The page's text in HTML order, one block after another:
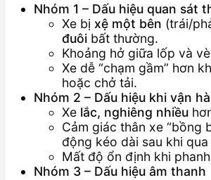
Nhóm 1 – Dấu hiệu quan sát
Xe bị xệ một bên (trái/
đuôi bất thường.
Khoảng hở giữa lốp và
Xe dễ “chạm gầm” hơn
hoặc chở tải.
Nhóm 2 – Dấu hiệu khi vận
Xe lắc, nghiêng nhiều
Cảm giác thân xe “bồng
động kéo dài sau khi qua
Mất độ ổn định khi
Nhóm 3 – Dấu hiệu âm thanh